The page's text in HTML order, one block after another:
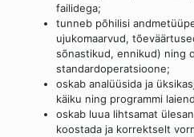
failidega;
tunneb põhilisi
ujukomaarvud,
sõnastikud, ennikud) ning
standardoperatsioone;
oskab analüüsida ja
käiku ning programmi
oskab luua lihtsamat
koostada ja korrektselt